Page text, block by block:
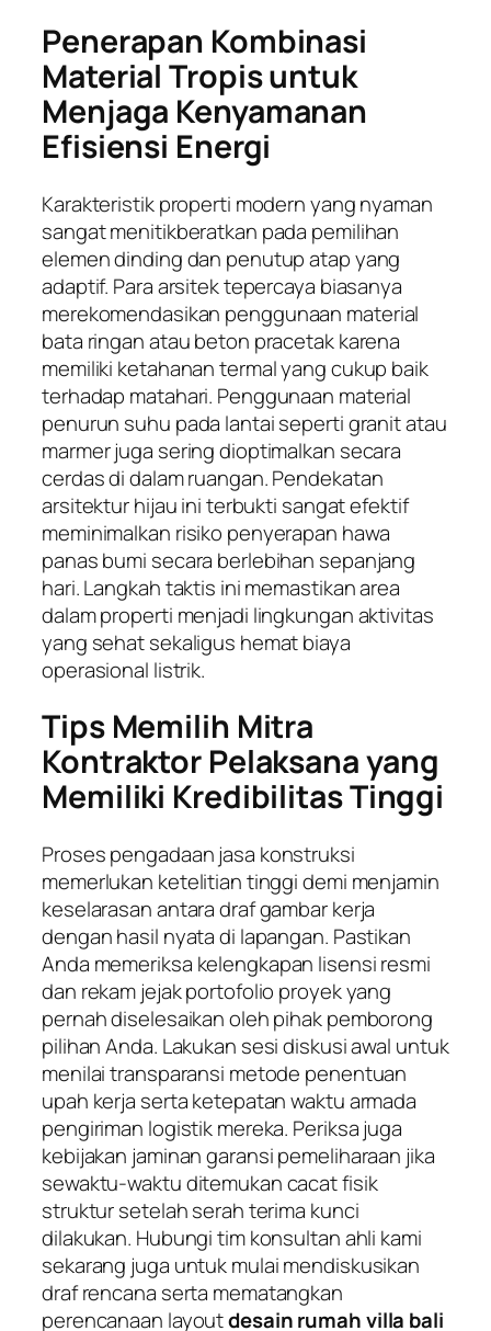
Penerapan Kombinasi
Material Tropis untuk
Menjaga Kenyamanan
Efisiensi Energi
Karakteristik properti modern yang nyaman
sangat menitikberatkan pada pemilihan
elemen dinding dan penutup atap yang
adaptif. Para arsitek tepercaya biasanya
merekomendasikan penggunaan material
bata ringan atau beton pracetak karena
memiliki ketahanan termal yang cukup baik
terhadap matahari. Penggunaan material
penurun suhu pada lantai seperti granit atau
marmer juga sering dioptimalkan secara
cerdas di dalam ruangan. Pendekatan
arsitektur hijau ini terbukti sangat efektif
meminimalkan risiko penyerapan hawa
panas bumi secara berlebihan sepanjang
hari. Langkah taktis ini memastikan area
dalam properti menjadi lingkungan aktivitas
yang sehat sekaligus hemat biaya
operasional listrik.
Tips Memilih Mitra
Kontraktor Pelaksana yang
Memiliki Kredibilitas Tinggi
Proses pengadaan jasa konstruksi
memerlukan ketelitian tinggi demi menjamin
keselarasan antara draf gambar kerja
dengan hasil nyata di lapangan. Pastikan
Anda memeriksa kelengkapan lisensi resmi
dan rekam jejak portofolio proyek yang
pernah diselesaikan oleh pihak pemborong
pilihan Anda. Lakukan sesi diskusi awal untuk
menilai transparansi metode penentuan
upah kerja serta ketepatan waktu armada
pengiriman logistik mereka. Periksa juga
kebijakan jaminan garansi pemeliharaan jika
sewaktu-waktu ditemukan cacat fisik
struktur setelah serah terima kunci
dilakukan. Hubungi tim konsultan ahli kami
sekarang juga untuk mulai mendiskusikan
draf rencana serta mematangkan
perencanaan layoutdesain rumah villa bali